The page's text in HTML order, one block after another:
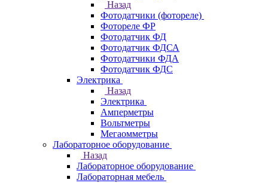
Назад
Фотодатчики (фотореле)
Фотореле ФР
Фотодатчик ФД
Фотодатчик ФДСА
Фотодатчики ФДА
Фотодатчик ФДС
Электрика
Назад
Электрика
Амперметры
Вольтметры
Мегаомметры
Лабораторное оборудование
Назад
Лабораторное оборудование
Лабораторная мебель